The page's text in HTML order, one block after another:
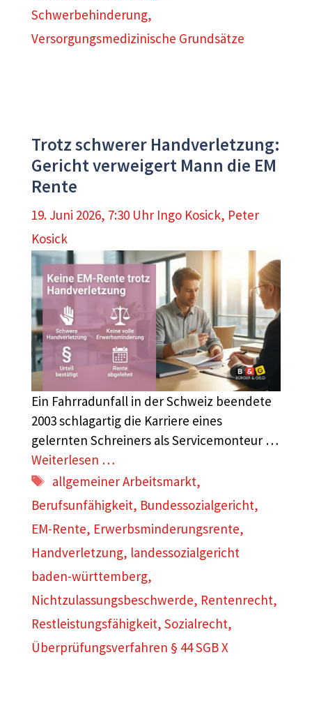
Schwerbehinderung,
Versorgungsmedizinische Grundsätze
Trotz schwerer Handverletzung:
Gericht verweigert Mann die EM
Rente
19. Juni 2026, 7:30 Uhr Ingo Kosick, Peter
Kosick
Ein Fahrradunfall in der Schweiz beendete
2003 schlagartig die Karriere eines
gelernten Schreiners als Servicemonteur …
Weiterlesen …
Schlagwörter
allgemeiner Arbeitsmarkt,
Berufsunfähigkeit, Bundessozialgericht,
EM-Rente, Erwerbsminderungsrente,
Handverletzung, landessozialgericht
baden-württemberg,
Nichtzulassungsbeschwerde, Rentenrecht,
Restleistungsfähigkeit, Sozialrecht,
Überprüfungsverfahren § 44 SGB X